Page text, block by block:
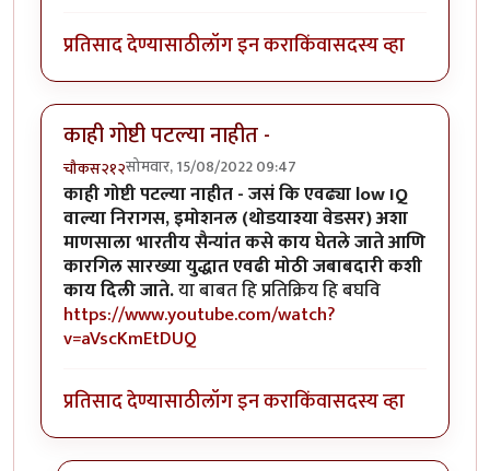
प्रतिसाद देण्यासाठीलॉग इन कराकिंवासदस्य व्हा
काही गोष्टी पटल्या नाहीत -
चौकस२१२सोमवार, 15/08/2022 09:47
काही गोष्टी पटल्या नाहीत - जसं कि एवढ्या low IQ
वाल्या निरागस, इमोशनल (थोडयाश्या वेडसर) अशा
माणसाला भारतीय सैन्यांत कसे काय घेतले जाते आणि
कारगिल सारख्या युद्धात एवढी मोठी जबाबदारी कशी
काय दिली जाते.या बाबत हि प्रतिक्रिय हि बघवि
https://www.youtube.com/watch?
v=aVscKmEtDUQ
प्रतिसाद देण्यासाठीलॉग इन कराकिंवासदस्य व्हा